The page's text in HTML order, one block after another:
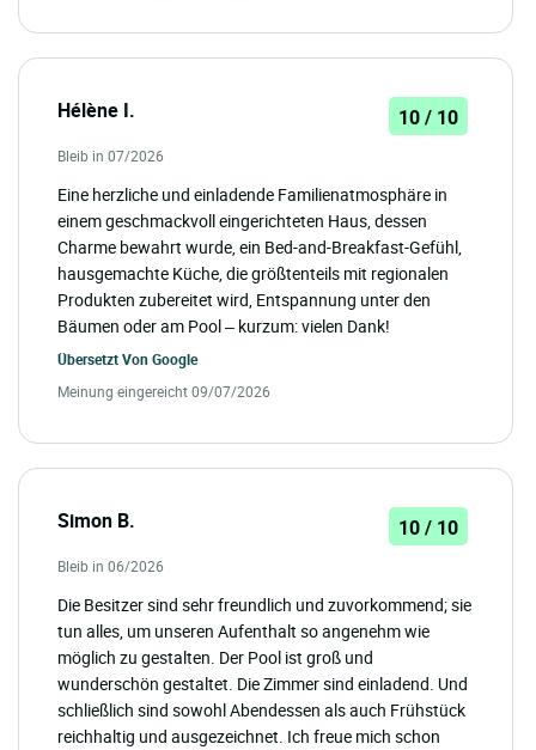
Hélène I. 10 / 10
Bleib in 07/2026
Eine herzliche und einladende Familienatmosphäre in
einem geschmackvoll eingerichteten Haus, dessen
Charme bewahrt wurde, ein Bed-and-Breakfast-Gefühl,
hausgemachte Küche, die größtenteils mit regionalen
Produkten zubereitet wird, Entspannung unter den
Bäumen oder am Pool – kurzum: vielen Dank!
Übersetzt Von Google
Meinung eingereicht 09/07/2026
Simon B. 10 / 10
Bleib in 06/2026
Die Besitzer sind sehr freundlich und zuvorkommend; sie
tun alles, um unseren Aufenthalt so angenehm wie
möglich zu gestalten. Der Pool ist groß und
wunderschön gestaltet. Die Zimmer sind einladend. Und
schließlich sind sowohl Abendessen als auch Frühstück
reichhaltig und ausgezeichnet. Ich freue mich schon